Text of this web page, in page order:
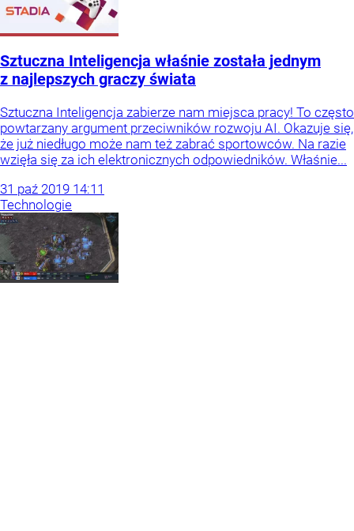
Sztuczna Inteligencja właśnie została jednym
z najlepszych graczy świata
Sztuczna Inteligencja zabierze nam miejsca pracy! To często
powtarzany argument przeciwników rozwoju AI. Okazuje się,
że już niedługo może nam też zabrać sportowców. Na razie
wzięła się za ich elektronicznych odpowiedników. Właśnie...
31 paź 2019 14:11
Technologie